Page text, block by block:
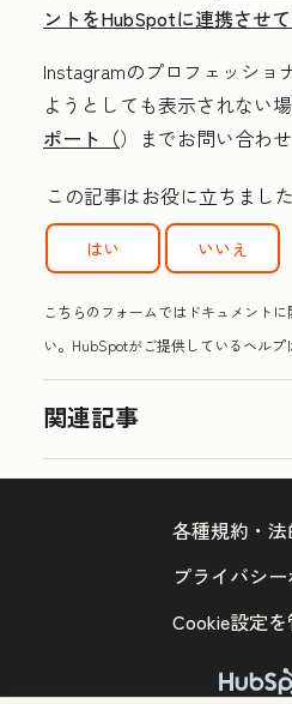
ントをHubSpotに連携させ
Instagramのプロフェッショ
ようとしても表示されない場
ポート（）までお問い合わせ
この記事はお役に立ちまし
はい いいえ
こちらのフォームではドキュメント
い。HubSpotがご提供しているヘルプ
関連記事
各種規約・
プライバシ
Cookie設定